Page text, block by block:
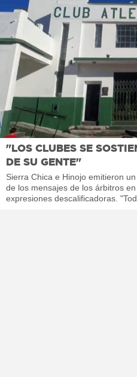
"LOS CLUBES SE
DE SU GENTE"
Sierra Chica e Hinojo emitieron
de los mensajes de los árbitros
expresiones descalificadoras.